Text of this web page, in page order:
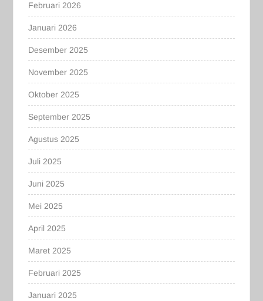
Februari 2026
Januari 2026
Desember 2025
November 2025
Oktober 2025
September 2025
Agustus 2025
Juli 2025
Juni 2025
Mei 2025
April 2025
Maret 2025
Februari 2025
Januari 2025